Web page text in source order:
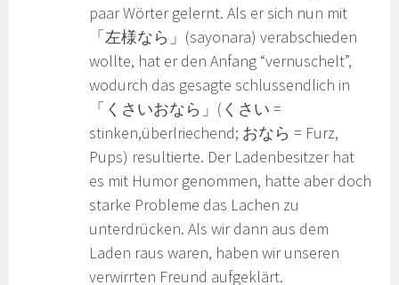
paar Wörter gelernt. Als er sich nun mit
「左様なら」(sayonara) verabschieden
wollte, hat er den Anfang “vernuschelt”,
wodurch das gesagte schlussendlich in
「くさいおなら」(くさい =
stinken,überlriechend; おなら = Furz,
Pups) resultierte. Der Ladenbesitzer hat
es mit Humor genommen, hatte aber doch
starke Probleme das Lachen zu
unterdrücken. Als wir dann aus dem
Laden raus waren, haben wir unseren
verwirrten Freund aufgeklärt.